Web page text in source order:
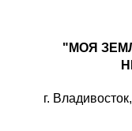
"МОЯ
г.